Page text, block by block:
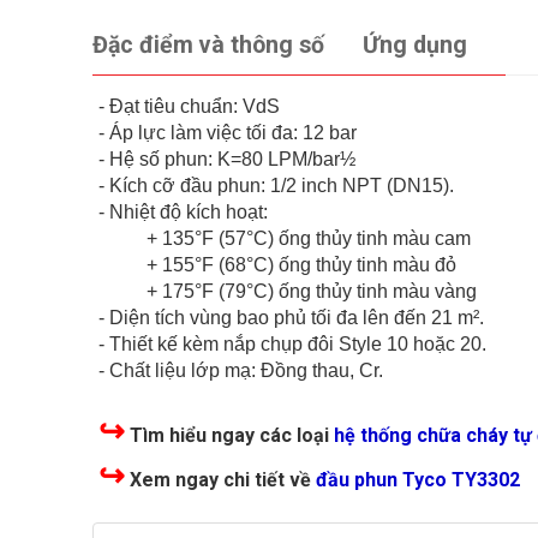
Đặc điểm và thông số Ứng dụng
- Đạt tiêu chuẩn: VdS
- Áp lực làm việc tối đa: 12 bar
- Hệ số phun: K=80 LPM/bar½
- Kích cỡ đầu phun: 1/2 inch NPT (DN15).
- Nhiệt độ kích hoạt:
+ 135°F (57°C) ống thủy tinh màu cam
+ 155°F (68°C) ống thủy tinh màu đỏ
+ 175°F (79°C) ống thủy tinh màu vàng
- Diện tích vùng bao phủ tối đa lên đến 21 m².
- Thiết kế kèm nắp chụp đôi Style 10 hoặc 20.
- Chất liệu lớp mạ: Đồng thau, Cr.
↪ Tìm hiểu ngay các loại hệ thống chữa cháy tự
↪ Xem ngay chi tiết về đầu phun Tyco TY3302